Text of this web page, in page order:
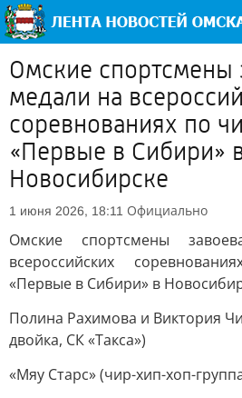
Омские спортсмены
медали на
соревнованиях по
«Первые в Сибири»
Новосибирске
1 июня 2026, 18:11 Официально
Омские спортсмены
всероссийских
«Первые в Сибири» в
Полина Рахимова и Виктория
двойка, СК «Такса»)
«Мяу Старс» (чир-хип-хоп-